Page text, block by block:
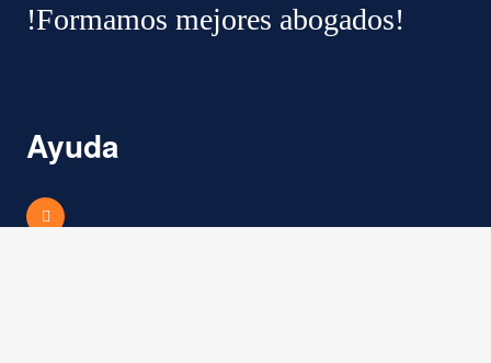
!Formamos mejores abogados!
Ayuda